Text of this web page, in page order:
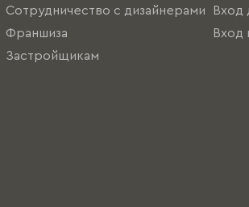
Сотрудничество с дизайнерами
Франшиза
Застройщикам
Вход
Вход